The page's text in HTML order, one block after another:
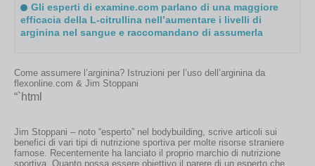
Gli esperti di examine.com parlano di una maggiore
efficacia della L-citrullina nell’aumentare i livelli di
arginina nel sangue e raccomandano di assumerla
Come assumere l’arginina? Istruzioni per l’uso dell’arginina da
flexonline.com & Jim Stoppani
“`html
Jim Stoppani – noto “esperto” nel bodybuilding, scrive articoli sui
benefici di vari tipi di nutrizione sportiva per molte risorse straniere
famose. Recentemente ha lanciato il proprio marchio di nutrizione
sportiva. Quanto possa essere obiettivo il parere di un esperto che